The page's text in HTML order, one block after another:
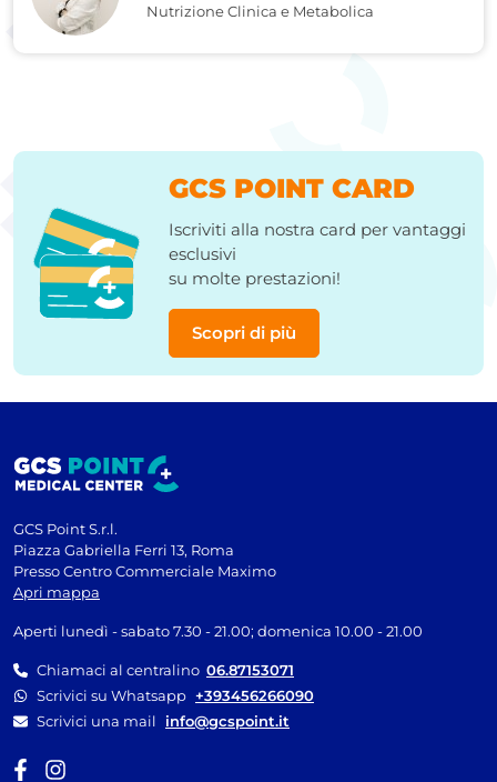
Nutrizione Clinica e Metabolica
GCS POINT CARD
Iscriviti alla nostra card per vantaggi
esclusivi
su molte prestazioni!
Scopri di più
GCS Point S.r.l.
Piazza Gabriella Ferri 13, Roma
Presso Centro Commerciale Maximo
Apri mappa
Aperti lunedì - sabato 7.30 - 21.00; domenica 10.00 - 21.00
Chiamaci al centralino 06.87153071
Scrivici su Whatsapp +393456266090
Scrivici una mail
info@gcspoint.it